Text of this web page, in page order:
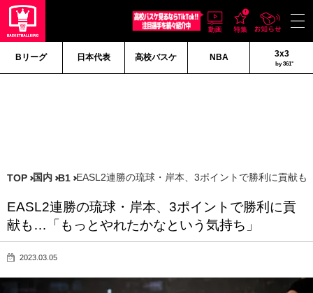
Bリーグ 日本代表 高校バスケ NBA 3x3
by 361°
TOP 国内 B1 EASL2連勝の琉球・岸本、3ポイントで勝利に貢献
EASL2連勝の琉球・岸本、3ポイントで勝利に貢
献も…「もっとやれたかなという気持ち」
2023.03.05